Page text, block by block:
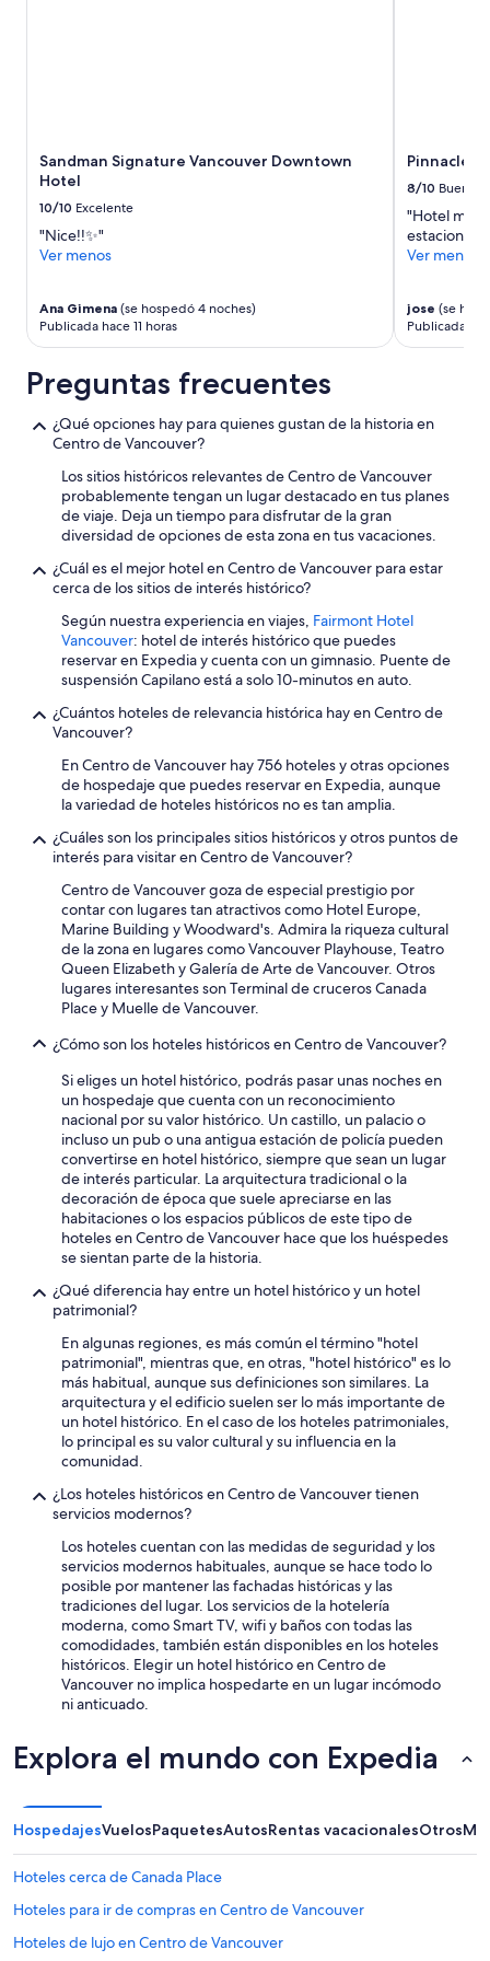
Sandman Signature Vancouver Downtown
Hotel
10/10 Excelente
"Nice!!✨️"
Ver menos
Ana Gimena (se hospedó 4 noches)
Publicada hace 11 horas
Pinnacle
8/10 Bueno
"Hotel muy
Ver menos
jose (se
Publicada
Preguntas frecuentes
¿Qué opciones hay para quienes gustan de la historia en
Centro de Vancouver?
Los sitios históricos relevantes de Centro de Vancouver
probablemente tengan un lugar destacado en tus planes
de viaje. Deja un tiempo para disfrutar de la gran
diversidad de opciones de esta zona en tus vacaciones.
¿Cuál es el mejor hotel en Centro de Vancouver para estar
cerca de los sitios de interés histórico?
Según nuestra experiencia en viajes, Fairmont Hotel
Vancouver: hotel de interés histórico que puedes
reservar en Expedia y cuenta con un gimnasio. Puente de
suspensión Capilano está a solo 10-minutos en auto.
¿Cuántos hoteles de relevancia histórica hay en Centro de
Vancouver?
En Centro de Vancouver hay 756 hoteles y otras opciones
de hospedaje que puedes reservar en Expedia, aunque
la variedad de hoteles históricos no es tan amplia.
¿Cuáles son los principales sitios históricos y otros puntos de
interés para visitar en Centro de Vancouver?
Centro de Vancouver goza de especial prestigio por
contar con lugares tan atractivos como Hotel Europe,
Marine Building y Woodward's. Admira la riqueza cultural
de la zona en lugares como Vancouver Playhouse, Teatro
Queen Elizabeth y Galería de Arte de Vancouver. Otros
lugares interesantes son Terminal de cruceros Canada
Place y Muelle de Vancouver.
¿Cómo son los hoteles históricos en Centro de Vancouver?
Si eliges un hotel histórico, podrás pasar unas noches en
un hospedaje que cuenta con un reconocimiento
nacional por su valor histórico. Un castillo, un palacio o
incluso un pub o una antigua estación de policía pueden
convertirse en hotel histórico, siempre que sean un lugar
de interés particular. La arquitectura tradicional o la
decoración de época que suele apreciarse en las
habitaciones o los espacios públicos de este tipo de
hoteles en Centro de Vancouver hace que los huéspedes
se sientan parte de la historia.
¿Qué diferencia hay entre un hotel histórico y un hotel
patrimonial?
En algunas regiones, es más común el término "hotel
patrimonial", mientras que, en otras, "hotel histórico" es lo
más habitual, aunque sus definiciones son similares. La
arquitectura y el edificio suelen ser lo más importante de
un hotel histórico. En el caso de los hoteles patrimoniales,
lo principal es su valor cultural y su influencia en la
comunidad.
¿Los hoteles históricos en Centro de Vancouver tienen
servicios modernos?
Los hoteles cuentan con las medidas de seguridad y los
servicios modernos habituales, aunque se hace todo lo
posible por mantener las fachadas históricas y las
tradiciones del lugar. Los servicios de la hotelería
moderna, como Smart TV, wifi y baños con todas las
comodidades, también están disponibles en los hoteles
históricos. Elegir un hotel histórico en Centro de
Vancouver no implica hospedarte en un lugar incómodo
ni anticuado.
Explora el mundo con Expedia
HospedajesVuelosPaquetesAutosRentas vacacionalesOtros
Hoteles cerca de Canada Place
Hoteles para ir de compras en Centro de Vancouver
Hoteles de lujo en Centro de Vancouver